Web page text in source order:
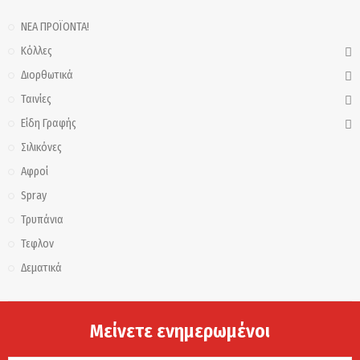
ΝΕΑ ΠΡΟΪΟΝΤΑ!
Κόλλες
Διορθωτικά
Ταινίες
Είδη Γραφής
Σιλικόνες
Αφροί
Spray
Τρυπάνια
Τεφλον
Δεματικά
Μείνετε ενημερωμένοι